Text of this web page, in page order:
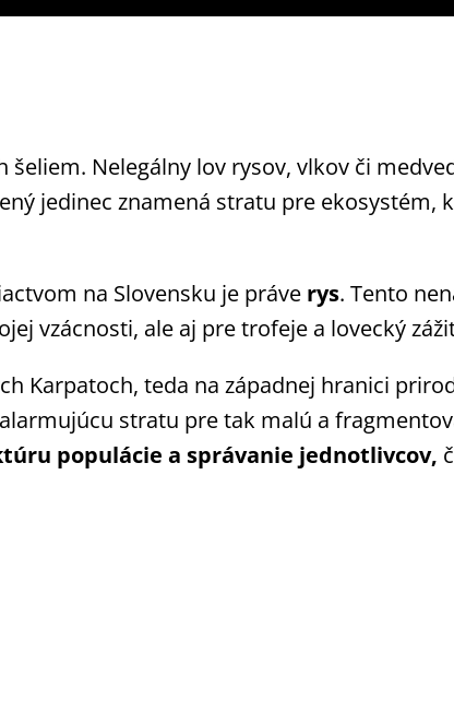
Nelegálny lov rysov, vlkov či
jedinec znamená stratu pre ekosystém,
na Slovensku je práve rys. Tento
vzácnosti, ale aj pre trofeje a lovecký
Karpatoch, teda na západnej hranici
alarmujúcu stratu pre tak malú a
populácie a správanie jednotlivcov,